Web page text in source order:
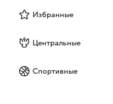
Избранные
Центральные
Спортивные